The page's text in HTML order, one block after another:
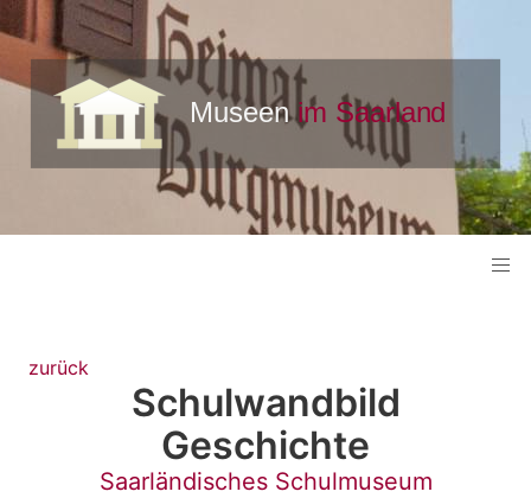
zurück
Schulwandbild
Geschichte
Saarländisches Schulmuseum